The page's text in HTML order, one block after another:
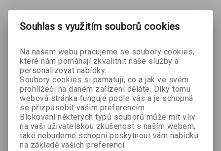
Souhlas s využitím souborů cookies
Na našem webu pracujeme se soubory cookies,
které nám pomáhají zkvalitnit naše služby a
personalizovat nabídky.
Soubory cookies si pamatují, co a jak ve svém
prohlížeči na daném zařízení děláte. Díky tomu
webová stránka funguje podle vás a je schopná
se přizpůsobit vašim preferencím.
Blokování některých typů souborů může mít vliv
na vaši uživatelskou zkušenost s naším webem,
také nebudeme schopni poskytnout vám nabídku
na základě vašich preferencí.